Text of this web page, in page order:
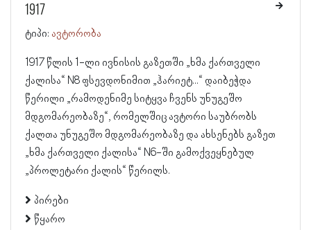
1917
ტიპი: ავტორობა
1917 წლის 1-ლი ივნისის გაზეთში „ხმა ქართველი
ქალისა“ N8 ფსევდონიმით „ჰარიეტ...“ დაიბეჭდა
წერილი „რამოდენიმე სიტყვა ჩვენს უნუგეშო
მდგომარეობაზე“, რომელშიც ავტორი საუბრობს
ქალთა უნუგეშო მდგომარეობაზე და ახსენებს გაზეთ
„ხმა ქართველი ქალისა“ N6-ში გამოქვეყნებულ
„პროლეტარი ქალის“ წერილს.
პირები
წყარო